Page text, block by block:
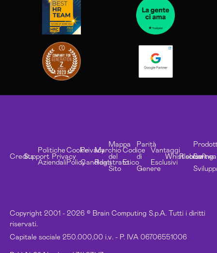
Copyright 2001 - 2026 © Brain Computing S.p.A. Tutti i diritti
riservati.
Capitale sociale 250.000,00 i.v. - P. IVA 06706551006
CreditsSupport
Politiche
Aziendali
Privacy
Cookie
Policy
Privacy
Candidati
Marchio
Registrato
Mappa
del
Sito
Codice
Etico
Parità
di
Genere
Vantaggi
Esclusivi
Whistleblowing
Risorse